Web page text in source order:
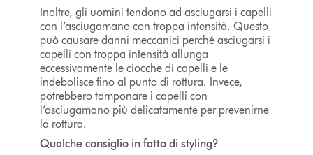
Inoltre, gli uomini tendono ad asciugarsi i capelli
con l’asciugamano con troppa intensità. Questo
può causare danni meccanici perché asciugarsi i
capelli con troppa intensità allunga
eccessivamente le ciocche di capelli e le
indebolisce fino al punto di rottura. Invece,
potrebbero tamponare i capelli con
l’asciugamano più delicatamente per prevenirne
la rottura.
Qualche consiglio in fatto di styling?